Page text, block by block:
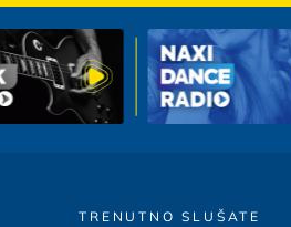
TRENUTNO SLUŠATE